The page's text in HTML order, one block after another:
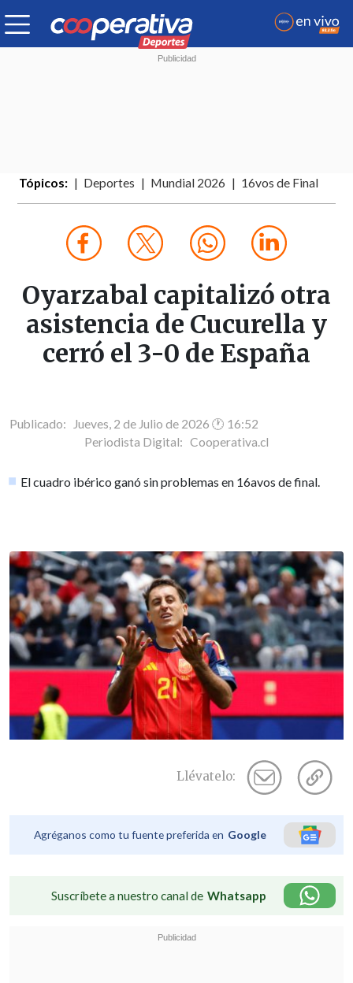
Tópicos: Deportes Mundial 2026 16vos de Final
Oyarzabal capitalizó otra
asistencia de Cucurella y
cerró el 3-0 de España
Publicado: Jueves, 2 de Julio de 2026 🕐 16:52
Periodista Digital: Cooperativa.cl
El cuadro ibérico ganó sin problemas en 16avos de final.
Llévatelo:
Agréganos como tu fuente preferida en Google
Suscríbete a nuestro canal de Whatsapp